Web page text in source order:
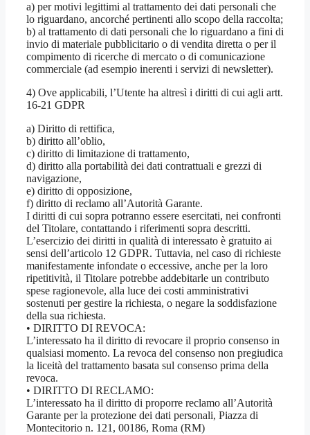
a) per motivi legittimi al trattamento dei dati personali che
lo riguardano, ancorché pertinenti allo scopo della raccolta;
b) al trattamento di dati personali che lo riguardano a fini di
invio di materiale pubblicitario o di vendita diretta o per il
compimento di ricerche di mercato o di comunicazione
commerciale (ad esempio inerenti i servizi di newsletter).
4) Ove applicabili, l’Utente ha altresì i diritti di cui agli artt.
16-21 GDPR
a) Diritto di rettifica,
b) diritto all’oblio,
c) diritto di limitazione di trattamento,
d) diritto alla portabilità dei dati contrattuali e grezzi di
navigazione,
e) diritto di opposizione,
f) diritto di reclamo all’Autorità Garante.
I diritti di cui sopra potranno essere esercitati, nei confronti
del Titolare, contattando i riferimenti sopra descritti.
L’esercizio dei diritti in qualità di interessato è gratuito ai
sensi dell’articolo 12 GDPR. Tuttavia, nel caso di richieste
manifestamente infondate o eccessive, anche per la loro
ripetitività, il Titolare potrebbe addebitarle un contributo
spese ragionevole, alla luce dei costi amministrativi
sostenuti per gestire la richiesta, o negare la soddisfazione
della sua richiesta.
• DIRITTO DI REVOCA:
L’interessato ha il diritto di revocare il proprio consenso in
qualsiasi momento. La revoca del consenso non pregiudica
la liceità del trattamento basata sul consenso prima della
revoca.
• DIRITTO DI RECLAMO:
L’interessato ha il diritto di proporre reclamo all’Autorità
Garante per la protezione dei dati personali, Piazza di
Montecitorio n. 121, 00186, Roma (RM)